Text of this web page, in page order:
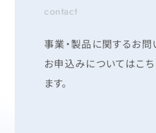
contact
事業・製品に関するお問
お申込みについてはこ
ます。